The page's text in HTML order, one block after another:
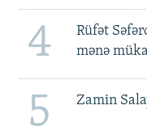
4
Rüfət
mənə
5 Zamin